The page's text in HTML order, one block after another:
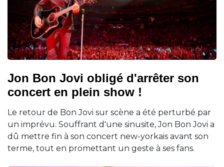
Jon Bon Jovi obligé d'arrêter son
concert en plein show !
Le retour de Bon Jovi sur scène a été perturbé par
un imprévu. Souffrant d'une sinusite, Jon Bon Jovi a
dû mettre fin à son concert new-yorkais avant son
terme, tout en promettant un geste à ses fans.